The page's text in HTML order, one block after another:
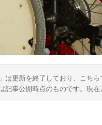
は更新を終了しており、こち
記事公開時点のものです。現在